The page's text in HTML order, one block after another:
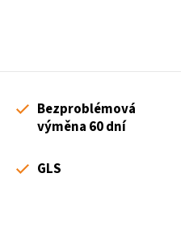
Bezproblémová
výměna 60 dní
GLS